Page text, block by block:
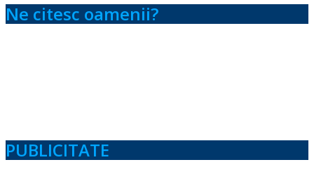
Ne citesc oamenii?
PUBLICITATE